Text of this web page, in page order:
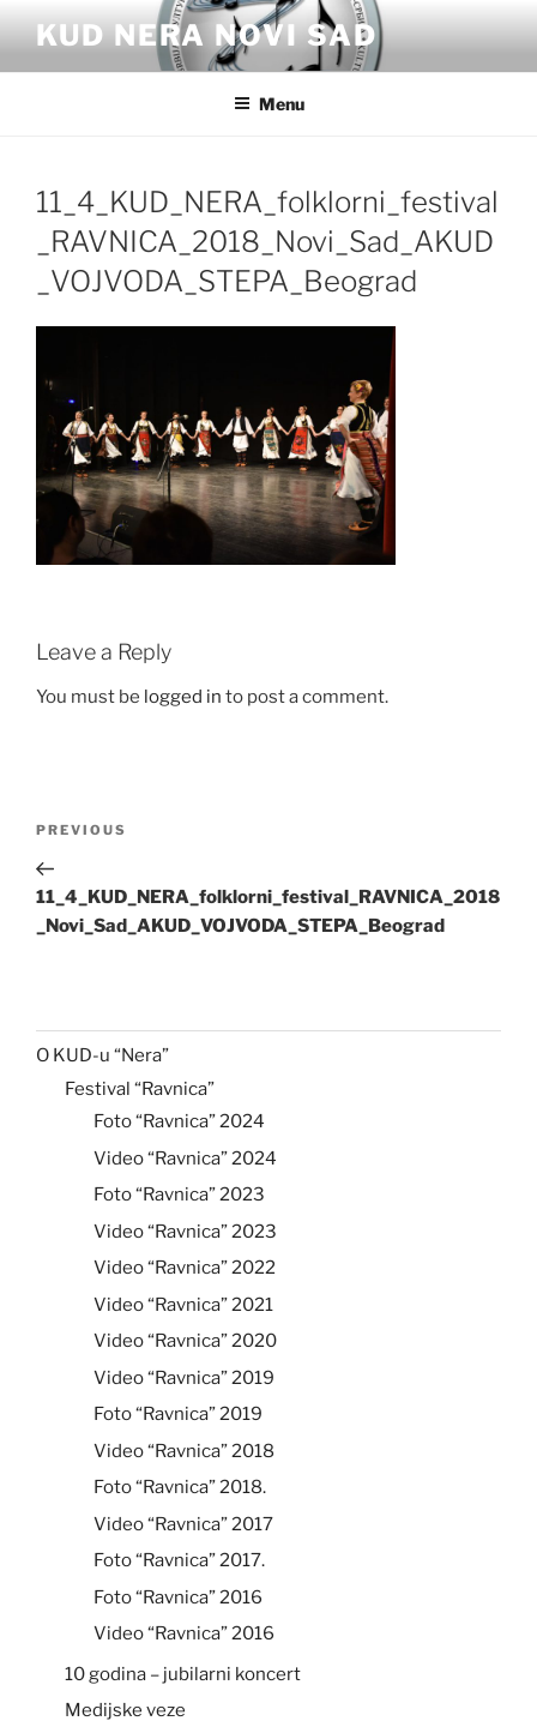
content
KUD NERA NOVI SAD
Menu
11_4_KUD_NERA_folklorni_festival
_RAVNICA_2018_Novi_Sad_AKUD
_VOJVODA_STEPA_Beograd
Leave a Reply
You must be logged in to post a comment.
Previous
Post
PREVIOUS
11_4_KUD_NERA_folklorni_festival_RAVNICA_2018
_Novi_Sad_AKUD_VOJVODA_STEPA_Beograd
O KUD-u “Nera”
Festival “Ravnica”
Foto “Ravnica” 2024
Video “Ravnica” 2024
Foto “Ravnica” 2023
Video “Ravnica” 2023
Video “Ravnica” 2022
Video “Ravnica” 2021
Video “Ravnica” 2020
Video “Ravnica” 2019
Foto “Ravnica” 2019
Video “Ravnica” 2018
Foto “Ravnica” 2018.
Video “Ravnica” 2017
Foto “Ravnica” 2017.
Foto “Ravnica” 2016
Video “Ravnica” 2016
10 godina – jubilarni koncert
Medijske veze